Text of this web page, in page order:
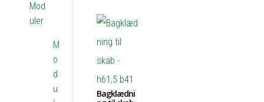
Bagklædni
Mod
uler
M
o
d
u